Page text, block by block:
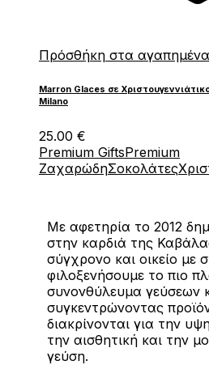
Πρόσθήκη στα αγαπημένα
Marron Glaces σε
Milano
25.00 €
Premium GiftsPremium
ΖαχαρώδηΣοκολάτες
Με αφετηρία το 2012
στην καρδιά της
σύγχρονο και οικείο με
φιλοξενήσουμε το πιο
συνονθύλευμα γεύσεων
συγκεντρώνοντας
διακρίνονται για την
την αισθητική και την
γεύση.